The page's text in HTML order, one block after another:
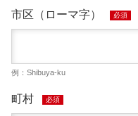
市区（ローマ字） 必須
例：Shibuya-ku
町村 必須